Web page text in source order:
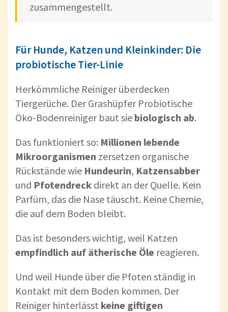
zusammengestellt.
Für Hunde, Katzen und Kleinkinder: Die
probiotische Tier-Linie
Herkömmliche Reiniger überdecken
Tiergerüche. Der Grashüpfer Probiotische
Öko-Bodenreiniger baut sie biologisch ab.
Das funktioniert so: Millionen lebende
Mikroorganismen zersetzen organische
Rückstände wie Hundeurin, Katzensabber
und Pfotendreck direkt an der Quelle. Kein
Parfüm, das die Nase täuscht. Keine Chemie,
die auf dem Boden bleibt.
Das ist besonders wichtig, weil Katzen
empfindlich auf ätherische Öle reagieren.
Und weil Hunde über die Pfoten ständig in
Kontakt mit dem Boden kommen. Der
Reiniger hinterlässt keine giftigen